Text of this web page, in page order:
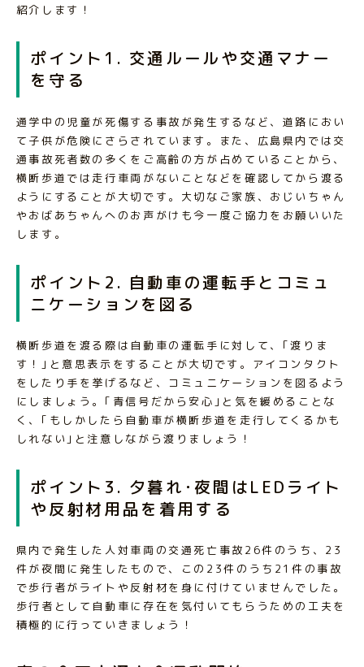
紹介します！
ポイント1. 交通ルールや交通マナー
を守る
通学中の児童が死傷する事故が発生するなど、道路におい
て子供が危険にさらされています。また、広島県内では交
通事故死者数の多くをご高齢の方が占めていることから、
横断歩道では走行車両がないことなどを確認してから渡る
ようにすることが大切です。大切なご家族、おじいちゃん
やおばあちゃんへのお声がけも今一度ご協力をお願いいた
します。
ポイント2. 自動車の運転手とコミュ
ニケーションを図る
横断歩道を渡る際は自動車の運転手に対して、｢渡りま
す！｣と意思表示をすることが大切です。アイコンタクト
をしたり手を挙げるなど、コミュニケーションを図るよう
にしましょう。｢青信号だから安心｣と気を緩めることな
く、｢もしかしたら自動車が横断歩道を走行してくるかも
しれない｣と注意しながら渡りましょう！
ポイント3. 夕暮れ･夜間はLEDライト
や反射材用品を着用する
県内で発生した人対車両の交通死亡事故26件のうち、23
件が夜間に発生したもので、この23件のうち21件の事故
で歩行者がライトや反射材を身に付けていませんでした。
歩行者として自動車に存在を気付いてもらうための工夫を
積極的に行っていきましょう！